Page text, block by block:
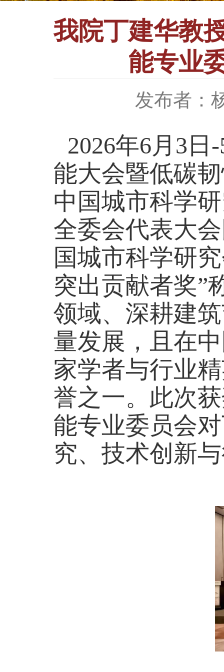
我院丁建华教
能专业
发布者：
2026年6月 3 日
能大会暨低碳
中国城市科学
全委会代表大
国城市科学研
突出贡献者奖”
领域、深耕建
量发展，且在
家学者与行业
誉之一。此次
能专业委员会
究、技术创新